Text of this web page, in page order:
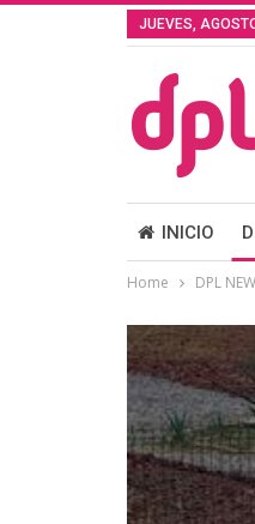
JUEVES,
INICIO
Home DPL